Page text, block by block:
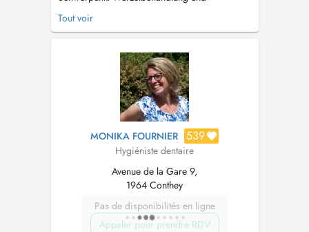
Revisionen • Dentalhygiene • Kunststoff- und
Keramikfüllungen • Kronen und Brücken • Teil-
Parodontologie • Behandlung von Kindern •
Implantate • Bleaching • Notfall- und Schmerz...
Tout voir
MONIKA FOURNIER 539
Hygiéniste dentaire
Avenue de la Gare 9,
1964 Conthey
Pas de disponibilités en ligne
Appeler pour prendre RDV